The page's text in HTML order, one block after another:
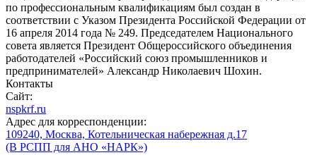
по профессиональным квалификациям был создан в
соответствии с Указом Президента Российской Федерации от
16 апреля 2014 года № 249. Председателем Национального
совета является Президент Общероссийского объединения
работодателей «Российский союз промышленников и
предпринимателей» Александр Николаевич Шохин.
Контакты
Сайт:
nspkrf.ru
Адрес для корреспонденции:
109240, Москва, Котельническая набережная д.17
(В РСПП для АНО «НАРК»)